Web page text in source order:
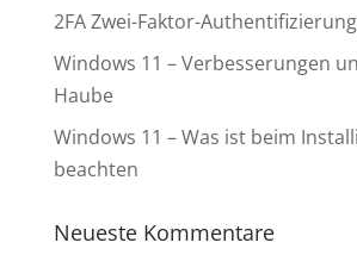
2FA Zwei-Faktor-Authentifizierung
Windows 11 – Verbesserungen
Haube
Windows 11 – Was ist beim
beachten
Neueste Kommentare